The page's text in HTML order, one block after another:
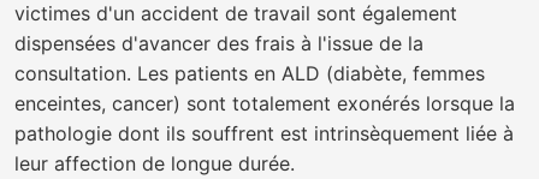
victimes d'un accident de travail sont également
dispensées d'avancer des frais à l'issue de la
consultation. Les patients en ALD (diabète, femmes
enceintes, cancer) sont totalement exonérés lorsque la
pathologie dont ils souffrent est intrinsèquement liée à
leur affection de longue durée.